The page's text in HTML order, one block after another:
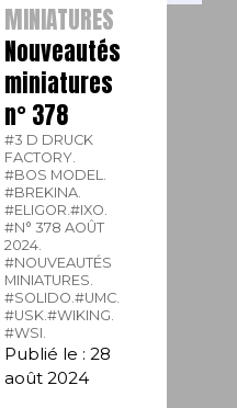
MINIATURES
Nouveautés
miniatures
n° 378
#3 D DRUCK
FACTORY.
#BOS MODEL.
#BREKINA.
#ELIGOR. #IXO.
#N° 378 AOÛT
2024.
#NOUVEAUTÉS
MINIATURES.
#SOLIDO. #UMC.
#USK. #WIKING.
#WSI.
Publié le : 28
août 2024